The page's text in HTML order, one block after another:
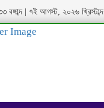
বঙ্গাব্দ | ৭ই আগস্ট, ২০২৬